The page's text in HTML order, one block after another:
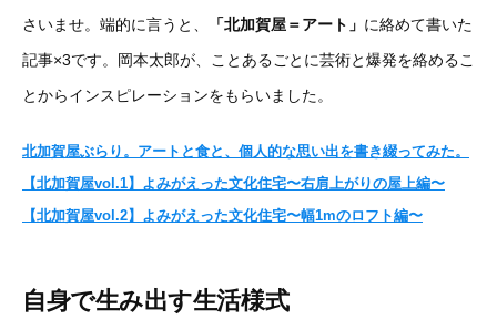
さいませ。端的に言うと、
「北加賀屋＝アート」 に絡めて書いた
記事×3です。岡本太郎が、ことあるごとに芸術と爆発を絡めるこ
とからインスピレーションをもらいました。
北加賀屋ぶらり。アートと食と、個人的な思い出を書き綴ってみた。
【北加賀屋vol.1】よみがえった文化住宅〜右肩上がりの屋上編〜
【北加賀屋vol.2】よみがえった文化住宅〜幅1mのロフト編〜
自身で生み出す生活様式